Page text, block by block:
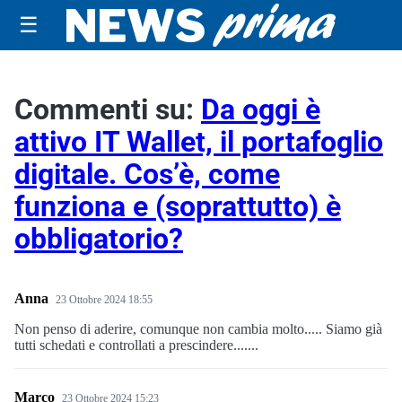
☰
Commenti su: Da oggi è
attivo IT Wallet, il portafoglio
digitale. Cos’è, come
funziona e (soprattutto) è
obbligatorio?
Anna 23 Ottobre 2024 18:55
Non penso di aderire, comunque non cambia molto..... Siamo già
tutti schedati e controllati a prescindere.......
Marco 23 Ottobre 2024 15:23